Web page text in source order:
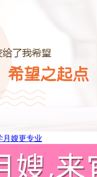
月嫂更专业